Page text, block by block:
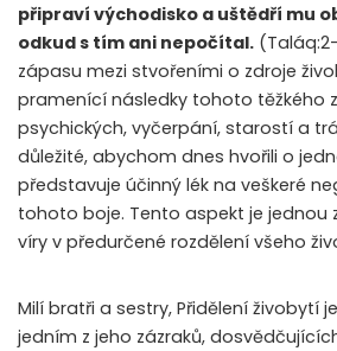
připraví východisko a uštědří mu
odkud s tím ani nepočítal.
zápasu mezi stvořeními o zdroje
pramenící následky tohoto těžkého
psychických, vyčerpání, starostí a
důležité, abychom dnes hvořili o
představuje účinný lék na veškeré
tohoto boje. Tento aspekt je jednou
víry v předurčené rozdělení všeho
Milí bratři a sestry, Přidělení živobytí
jedním z jeho zázraků,